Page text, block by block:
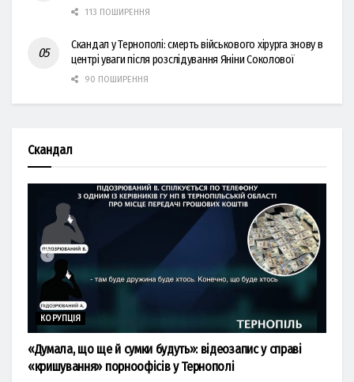
113 ПОШИРЕННЯ
Скандал у Тернополі: смерть військового хірурга знову в
центрі уваги після розслідування Яніни Соколової
90 ПОШИРЕННЯ
Скандал
КОРУПЦІЯ
«Думала, що ще й сумки будуть»: відеозапис у справі
«кришування» порноофісів у Тернополі